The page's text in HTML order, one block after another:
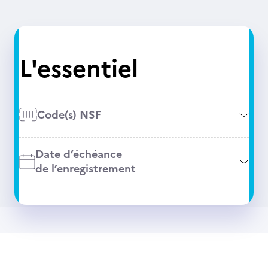
L'essentiel
Code(s) NSF
Date d’échéance
de l’enregistrement